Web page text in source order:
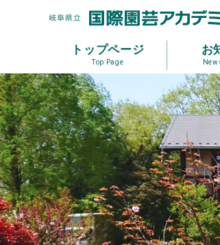
トップページ
Top Page
お